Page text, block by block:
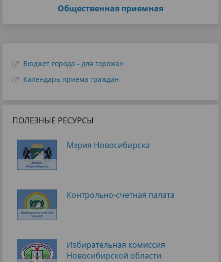
Общественная приемная
Бюджет города - для горожан
Календарь приема граждан
ПОЛЕЗНЫЕ РЕСУРСЫ
Мэрия Новосибирска
Контрольно-счетная палата
Избирательная комиссия
Новосибирской области